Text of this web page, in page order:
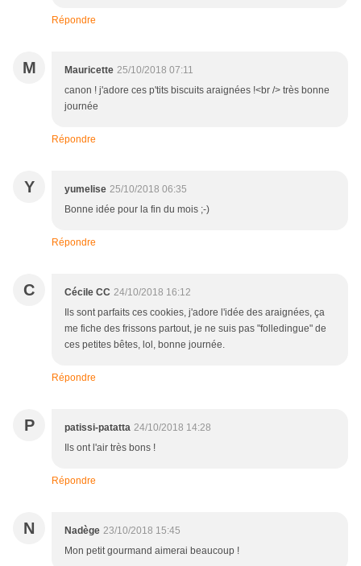
Répondre
M Mauricette 25/10/2018 07:11
canon ! j'adore ces p'tits biscuits araignées !<br /> très bonne
journée
Répondre
Y yumelise 25/10/2018 06:35
Bonne idée pour la fin du mois ;-)
Répondre
C Cécile CC 24/10/2018 16:12
Ils sont parfaits ces cookies, j'adore l'idée des araignées, ça
me fiche des frissons partout, je ne suis pas "folledingue" de
ces petites bêtes, lol, bonne journée.
Répondre
P patissi-patatta 24/10/2018 14:28
Ils ont l'air très bons !
Répondre
N Nadège 23/10/2018 15:45
Mon petit gourmand aimerai beaucoup !